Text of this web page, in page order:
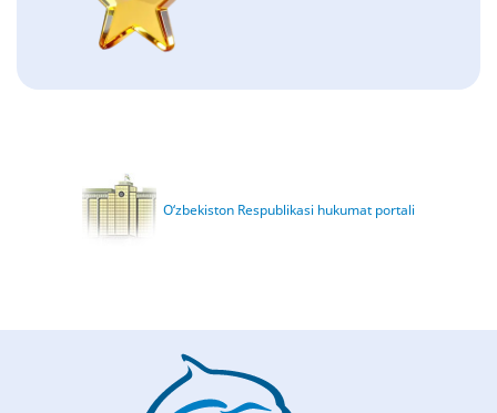
O‘zbekiston Respublikasi hukumat portali